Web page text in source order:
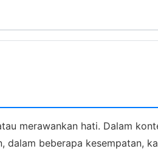
merawankan hati. Dalam
dalam beberapa kesempatan,